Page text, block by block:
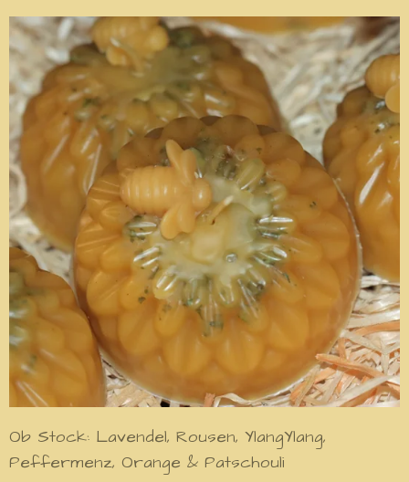
Ob Stock: Lavendel, Rousen, YlangYlang,
Peffermenz, Orange & Patschouli